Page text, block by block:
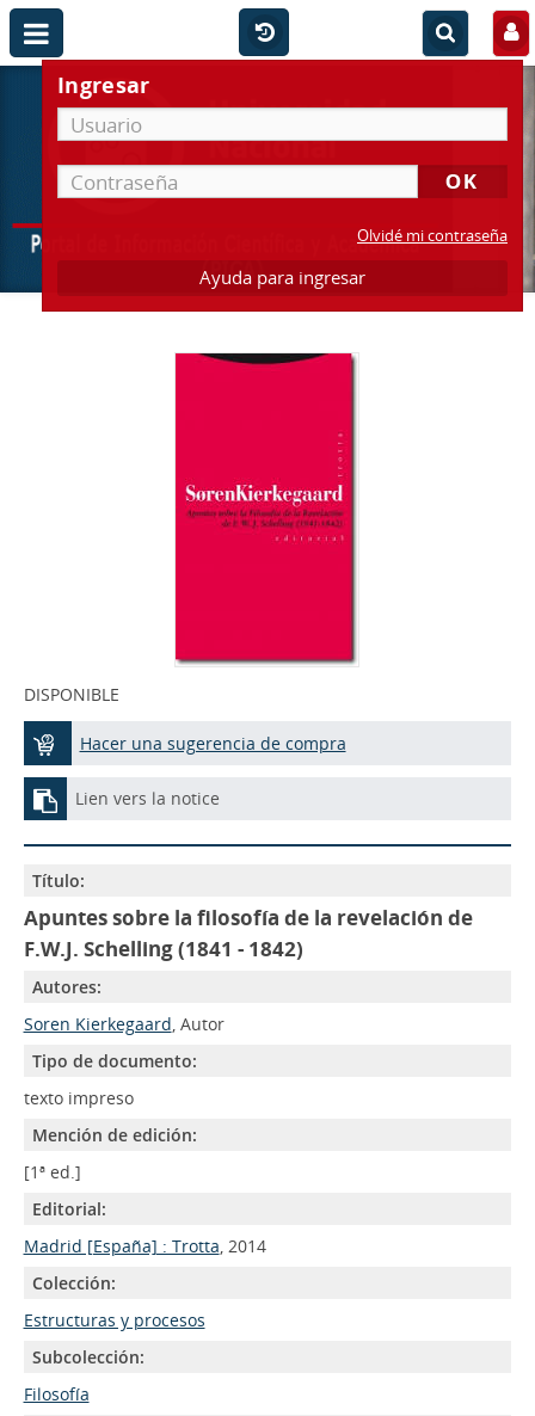
Ingresar
Olvidé mi contraseña
Ayuda para ingresar
DISPONIBLE
Hacer una sugerencia de compra
Lien vers la notice
Título:
Apuntes sobre la filosofía de la revelación de
F.W.J. Schelling (1841 - 1842)
Autores:
Soren Kierkegaard, Autor
Tipo de documento:
texto impreso
Mención de edición:
[1ª ed.]
Editorial:
Madrid [España] : Trotta, 2014
Colección:
Estructuras y procesos
Subcolección:
Filosofía